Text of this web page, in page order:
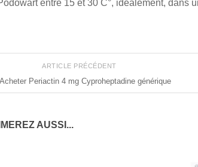
entre 15 et 30 C°, idéalement, dans
ARTICLE PRÉCÉDENT
Acheter Periactin 4 mg Cyproheptadine générique
AUSSI...